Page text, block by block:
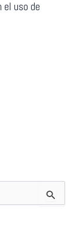
el uso de